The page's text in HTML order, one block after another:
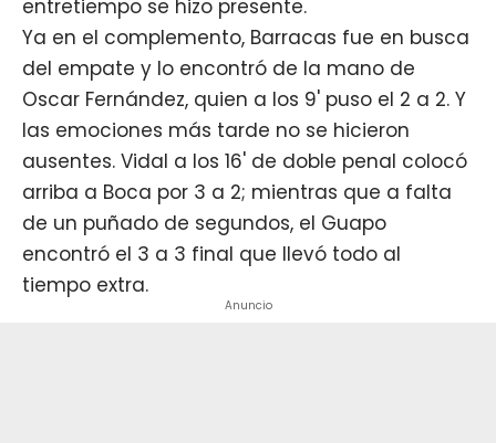
entretiempo se hizo presente.
Ya en el complemento, Barracas fue en busca
del empate y lo encontró de la mano de
Oscar Fernández, quien a los 9' puso el 2 a 2. Y
las emociones más tarde no se hicieron
ausentes. Vidal a los 16' de doble penal colocó
arriba a Boca por 3 a 2; mientras que a falta
de un puñado de segundos, el Guapo
encontró el 3 a 3 final que llevó todo al
tiempo extra.
Anuncio